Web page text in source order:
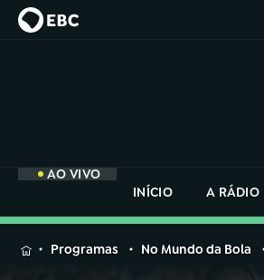
AO VIVO
INÍCIO
A RÁDIO
MENUProgramas No Mundo da Bola